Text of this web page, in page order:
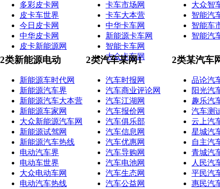
多彩皮卡网
皮卡车世界
今日皮卡网
中华皮卡网
皮卡新能源网
卡车市场网
卡车大本营
中华卡车网
新能源卡车网
智能卡车网
大众卡车网
大众智
智能汽
智能车
智能汽
2类新能源电动
新能源车时代网
新能源汽车界
新能源汽车大本营
新能源车家网
大众新能源汽车网
新能源试驾网
新能源汽车热线
电动汽车界
电动车世界
大众电动车网
电动汽车热线
2类汽车某网1
汽车时报网
汽车商业评论网
汽车江湖网
汽车报价网
汽车俱乐部
汽车信息网
汽车优惠网
汽车导购网
汽车电池网
汽车生态网
汽车公益网
2类某汽车
品论汽
阳光汽
趣乐汽
汽车测
云上汽
星城汽
自主汽
青城汽
人民汽
平民汽
惠民汽